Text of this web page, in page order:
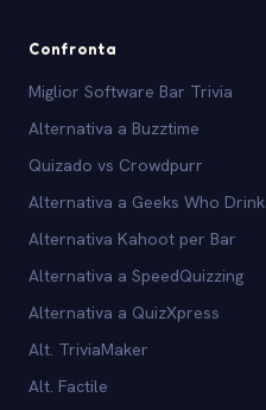
Confronta
Miglior Software Bar Trivia
Alternativa a Buzztime
Quizado vs Crowdpurr
Alternativa a Geeks Who Drink
Alternativa Kahoot per Bar
Alternativa a SpeedQuizzing
Alternativa a QuizXpress
Alt. TriviaMaker
Alt. Factile